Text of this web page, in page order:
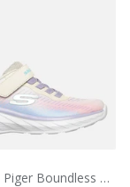
SKECHERS Piger Boundless Farve Blitz Sneakers Natural